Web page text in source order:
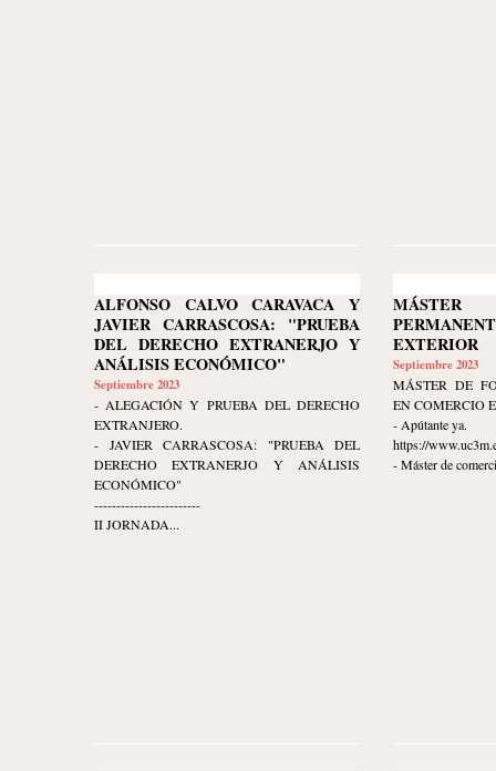
ALFONSO CALVO CARAVACA Y
JAVIER CARRASCOSA: "PRUEBA
DEL DERECHO EXTRANERJO Y
ANÁLISIS ECONÓMICO"
Septiembre 2023
- ALEGACIÓN Y PRUEBA DEL DERECHO
EXTRANJERO.
- JAVIER CARRASCOSA: "PRUEBA DEL
DERECHO EXTRANERJO Y ANÁLISIS
ECONÓMICO"
------------------------
II JORNADA...
MÁSTER
EXTERIOR
Septiembre 2023
MÁSTER DE
EN COMERCIO
- Apútante ya.
https://
- Máster de